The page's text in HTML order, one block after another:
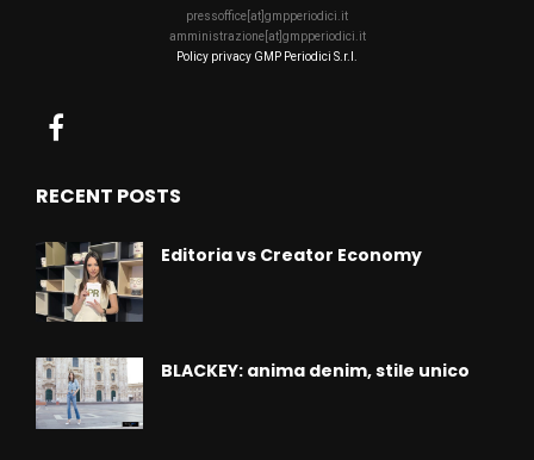
pressoffice[at]gmpperiodici.it
amministrazione[at]gmpperiodici.it
Policy privacy GMP Periodici S.r.l.
RECENT POSTS
Editoria vs Creator Economy
BLACKEY: anima denim, stile unico